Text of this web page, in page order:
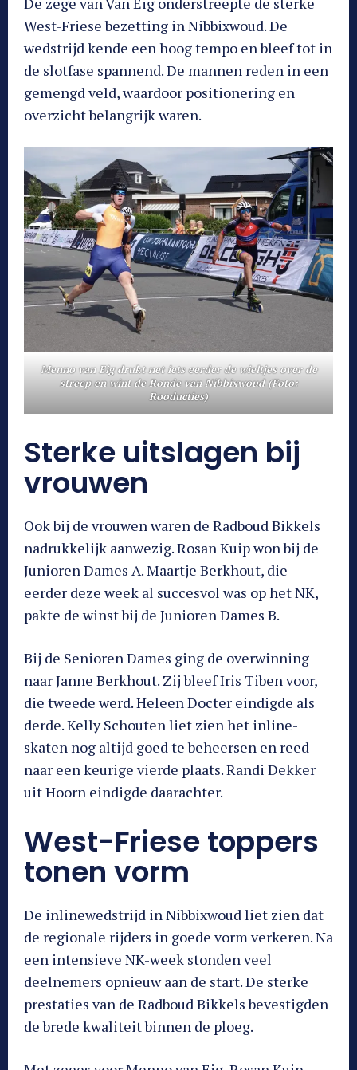
West-Friese bezetting in Nibbixwoud. De
wedstrijd kende een hoog tempo en bleef tot in
de slotfase spannend. De mannen reden in een
gemengd veld, waardoor positionering en
overzicht belangrijk waren.
Menno van Eig drukt net iets eerder de wieltjes over de
streep en wint de Ronde van Nibbixwoud (Foto:
Rooducties)
Sterke uitslagen bij
vrouwen
Ook bij de vrouwen waren de Radboud Bikkels
nadrukkelijk aanwezig. Rosan Kuip won bij de
Junioren Dames A. Maartje Berkhout, die
eerder deze week al succesvol was op het NK,
pakte de winst bij de Junioren Dames B.
Bij de Senioren Dames ging de overwinning
naar Janne Berkhout. Zij bleef Iris Tiben voor,
die tweede werd. Heleen Docter eindigde als
derde. Kelly Schouten liet zien het inline-
skaten nog altijd goed te beheersen en reed
naar een keurige vierde plaats. Randi Dekker
uit Hoorn eindigde daarachter.
West-Friese toppers
tonen vorm
De inlinewedstrijd in Nibbixwoud liet zien dat
de regionale rijders in goede vorm verkeren. Na
een intensieve NK-week stonden veel
deelnemers opnieuw aan de start. De sterke
prestaties van de Radboud Bikkels bevestigden
de brede kwaliteit binnen de ploeg.